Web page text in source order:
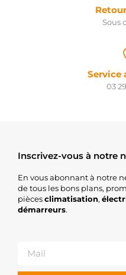
Sous
Service
03
Inscrivez-vous à notre
En vous abonnant à notre
de tous les bons plans,
piècesclimatisation,
démarreurs.